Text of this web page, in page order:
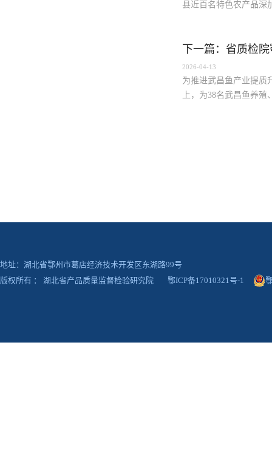
县近百名特色农产品深
下一篇：省质检
2026-04-13
为推进武昌鱼产业提质
上，为38名武昌鱼养
地址：湖北省鄂州市葛店经济技术开发区东湖路99号
版权所有 ： 湖北省产品质量监督检验研究院
鄂ICP备17010321号-1